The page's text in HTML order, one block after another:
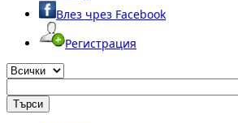
Влез чрез Facebook
Регистрация